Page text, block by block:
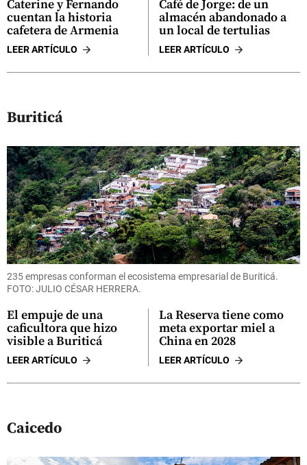
Caterine y Fernando
cuentan la historia
cafetera de Armenia
LEER ARTÍCULO
Café de Jorge: de un
almacén abandonado a
un local de tertulias
LEER ARTÍCULO
Buriticá
235 empresas conforman el ecosistema empresarial de Buriticá.
FOTO: JULIO CÉSAR HERRERA.
El empuje de una
caficultora que hizo
visible a Buriticá
LEER ARTÍCULO
La Reserva tiene como
meta exportar miel a
China en 2028
LEER ARTÍCULO
Caicedo